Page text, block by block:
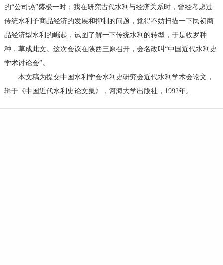
的“公司热”盛极一时；我在研究古代水利与经济关系时，曾经考虑过
传统水利予商品经济的发展和抑制的问题，觉得不妨扫描一下民初商
品经济型水利的崛起，试图了解一下传统水利的转型，于是收罗种
种，草成此文。这次会议在陕西三原召开，会名改叫“中国近代水利史
学术讨论会”。
本文稿为提交中国水利学会水利史研究会近代水利学术会论文，
辑于《中国近代水利史论文集》，河海大学出版社，1992年。